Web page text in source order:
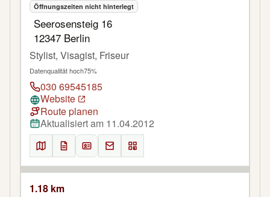
Öffnungszeiten nicht hinterlegt
Seerosensteig 16
12347 Berlin
Stylist, Visagist, Friseur
Datenqualität hoch75%
030 69545185
Website
Route planen
Aktualisiert am 11.04.2012
1.18 km